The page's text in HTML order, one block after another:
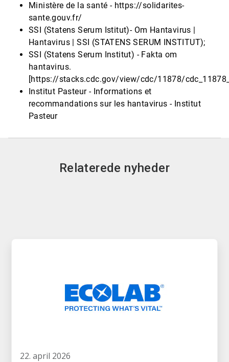
Ministère de la santé - https://solidarites-
sante.gouv.fr/
SSI (Statens Serum Istitut)- Om Hantavirus |
Hantavirus | SSI (STATENS SERUM INSTITUT);
SSI (Statens Serum Institut) - Fakta om
hantavirus.
[https://stacks.cdc.gov/view/cdc/11878/
Institut Pasteur - Informations et
recommandations sur les hantavirus - Institut
Pasteur
Relaterede nyheder
22. april 2026